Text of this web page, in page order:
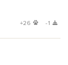
+26 -1